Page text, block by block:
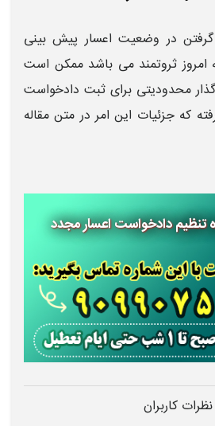
گرفتن در وضعیت اعسار پیش بینی
امروز ثروتمند می باشد ممکن است
محدودیتی برای ثبت دادخواست
که جزئیات این امر در متن مقاله
تنظیم دادخواست اعسار مجدد
نظرات کاربران